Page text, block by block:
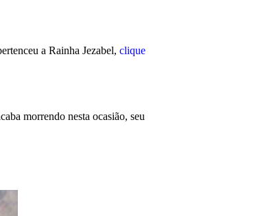
a Rainha Jezabel, clique
morrendo nesta ocasião, seu